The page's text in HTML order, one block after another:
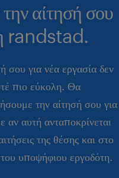
αίτησή σου
randstad.
σου για νέα εργασία δεν
πιο εύκολη. Θα
την αίτησή σου για
αν αυτή ανταποκρίνεται
της θέσης και στο
υποψήφιου εργοδότη.